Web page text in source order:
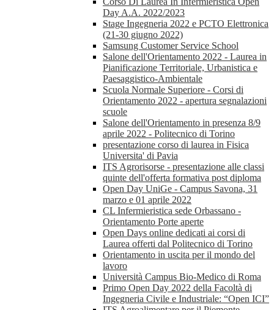
Day A.A. 2022/2023
Stage Ingegneria 2022 e PCTO Elettronica
(21-30 giugno 2022)
Samsung Customer Service School
Salone dell'Orientamento 2022 - Laurea in
Pianificazione Territoriale, Urbanistica e
Paesaggistico-Ambientale
Scuola Normale Superiore - Corsi di
Orientamento 2022 - apertura segnalazioni
scuole
Salone dell'Orientamento in presenza 8/9
aprile 2022 - Politecnico di Torino
presentazione corso di laurea in Fisica
Universita' di Pavia
ITS Agrorisorse - presentazione alle classi
quinte dell'offerta formativa post diploma
Open Day UniGe - Campus Savona, 31
marzo e 01 aprile 2022
CL Infermieristica sede Orbassano -
Orientamento Porte aperte
Open Days online dedicati ai corsi di
Laurea offerti dal Politecnico di Torino
Orientamento in uscita per il mondo del
lavoro
Università Campus Bio-Medico di Roma
Primo Open Day 2022 della Facoltà di
Ingegneria Civile e Industriale: “Open ICI”